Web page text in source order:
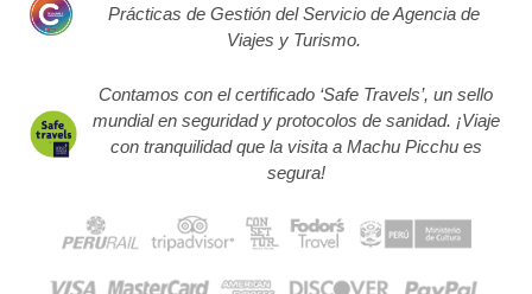
Prácticas de Gestión del Servicio de Agencia de
Viajes y Turismo.
Contamos con el certificado ‘Safe Travels’, un sello
mundial en seguridad y protocolos de sanidad. ¡Viaje
con tranquilidad que la visita a Machu Picchu es
segura!